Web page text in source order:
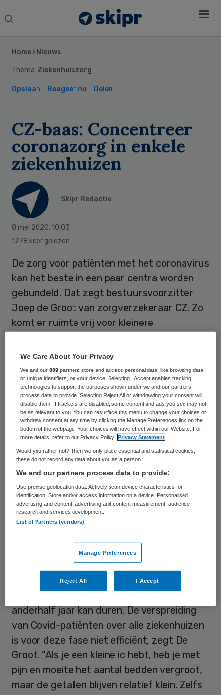
Search
Home › Nieuws
Thema: Ziekenhuiszorg
Opslaan Reageer nu Delen
CZ-baas: Concentreer
coronazorg in enkele
ziekenhuizen
Skipr Redactie
8 mei 2020, 10:03
1278 keer gelezen
De zorg voor patiënten met het coronavirus
kan het beste in een paar centra worden
gebundeld. Dat zegt bestuursvoorzitter
Joep de Groot van zorgverzekeraar CZ. Zo
komt er ruimte vrij voor kleinere
behandelen.
Enkele ziekenhuizen
Volgens De Groot moet niet meer ieder
ziekenhuis patiënten verzorgen die zijn
besmet met het coronavirus. “Concentreer
de zorg voor Covid-patiënten in een paar
centra in de regio zodat de andere
ziekenhuizen de reguliere zorg kunnen
oppakken. Dan krijgt iedereen de zorg die
nodig is”, zegt hij in
Vrijspelen voor gewone zorg
Nederland gaat een transitiefase in en die
anderhalf jaar kan duren. De verspreiding
van Covid-patiënten over alle ziekenhuizen
is voor deze fase niet efficiënt, zegt De
Groot. “Als je een kleine ic hebt, heb je met
pijn en moeite het aantal bedden vergroot,
maar de getallen blijven relatief klein. Zelfs
Sidebar
We Care About Your Privacy
We and our889 partners store and access personal data, like browsing data
or unique identifiers, on your device. Selecting I Accept enables tracking
technologies to support the purposes shown under we and our partners
process data to provide. Selecting Reject All or withdrawing your consent will
disable them. If trackers are disabled, some content and ads you see may not
be as relevant to you. You can resurface this menu to change your choices or
withdraw consent at any time by clicking the Manage Preferences link on the
bottom of the webpage. Your choices will have effect within our Website. For
more details, refer to our Privacy Policy.
Privacy Statement
Would you rather not? Then we only place essential and statistical cookies,
these do not record any data about you as a person
We and our partners process data to provide:
Use precise geolocation data. Actively scan device characteristics for
identification. Store and/or access information on a device. Personalised
advertising and content, advertising and content measurement, audience
research and services development.
List of Partners (vendors)
Manage Preferences
Reject All I Accept